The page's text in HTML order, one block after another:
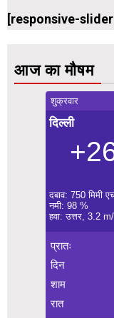
[responsive-
आज का मौषम
शुक्रवार
दिल्ली
दबाव: 750 मिमी
नमी: 98 %
हवा: उत्तर, 3.2
प्रातः
दिन
शाम
रात